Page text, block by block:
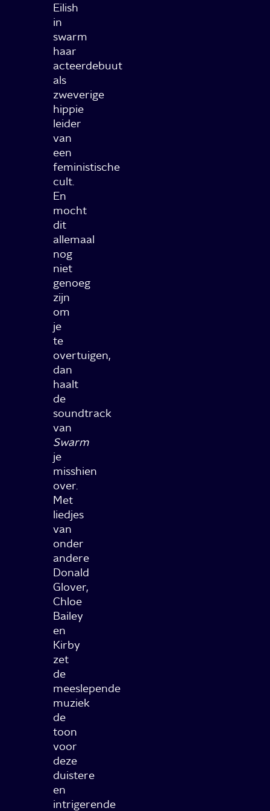
Eilish
in
swarm
haar
acteerdebuut
als
zweverige
hippie
leider
van
een
feministische
cult.
En
mocht
dit
allemaal
nog
niet
genoeg
zijn
om
je
te
overtuigen,
dan
haalt
de
soundtrack
van
Swarm
je
misshien
over.
Met
liedjes
van
onder
andere
Donald
Glover,
Chloe
Bailey
en
Kirby
zet
de
meeslepende
muziek
de
toon
voor
deze
duistere
en
intrigerende